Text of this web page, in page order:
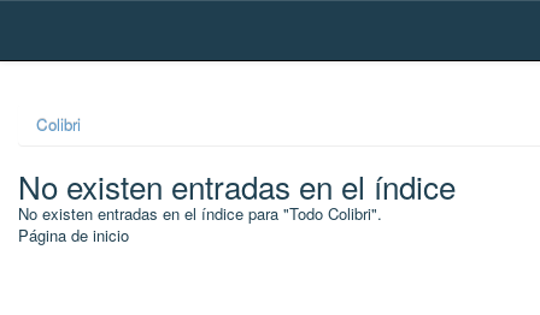
Skip
Colibri
No existen entradas en el índice
No existen entradas en el índice para "Todo Colibri".
Página de inicio